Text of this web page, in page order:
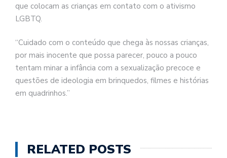
que colocam as crianças em contato com o ativismo
LGBTQ.
“Cuidado com o conteúdo que chega às nossas crianças,
por mais inocente que possa parecer, pouco a pouco
tentam minar a infância com a sexualização precoce e
questões de ideologia em brinquedos, filmes e histórias
em quadrinhos.”
RELATED POSTS